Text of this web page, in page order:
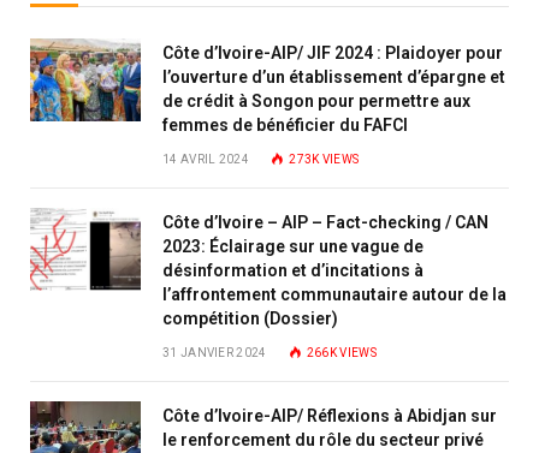
Côte d’Ivoire-AIP/ JIF 2024 : Plaidoyer pour
l’ouverture d’un établissement d’épargne et
de crédit à Songon pour permettre aux
femmes de bénéficier du FAFCI
14 AVRIL 2024 273K VIEWS
Côte d’Ivoire – AIP – Fact-checking / CAN
2023: Éclairage sur une vague de
désinformation et d’incitations à
l’affrontement communautaire autour de la
compétition (Dossier)
31 JANVIER 2024 266KVIEWS
Côte d’Ivoire-AIP/ Réflexions à Abidjan sur
le renforcement du rôle du secteur privé